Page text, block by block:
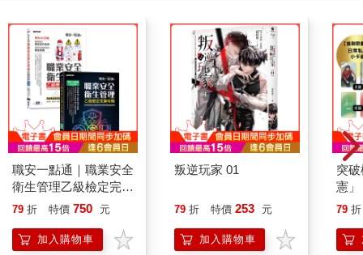
他在秋子阿姨面前放下包包，拿出裡面的東西。那是一個有著紅
綠圖案，頗有特色的大紙袋。放下東西後，中島先生簡單寒暄兩
句就離開了。
「這是什麼？」
母親芽衣子好奇地問。
「是喔，我不知道這家店耶。」
「算是我們的賀禮。我請中島君買了很多過來，除了可以在這邊
吃，多的還可以分送給鄰居。」
職安一點通｜職業安全
衛生管理乙級檢定完勝
攻略｜2026版(套書)
79 折 特價 750 元
加入購物車
叛逆玩家 01
79 折 特價 253 元
加入購物車
突
憲
台
「
79 折